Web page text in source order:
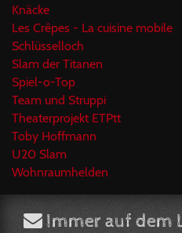
Knäcke
Les Crêpes - La cuisine mobile
Schlüsselloch
Slam der Titanen
Spiel-o-Top
Team und Struppi
Theaterprojekt ETPtt
Toby Hoffmann
U20 Slam
Wohnraumhelden
Immer auf dem